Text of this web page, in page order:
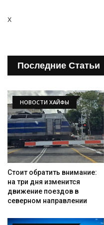
x
Последние Статьи
НОВОСТИ ХАЙФЫ
Стоит обратить внимание:
на три дня изменится
движение поездов в
северном направлении